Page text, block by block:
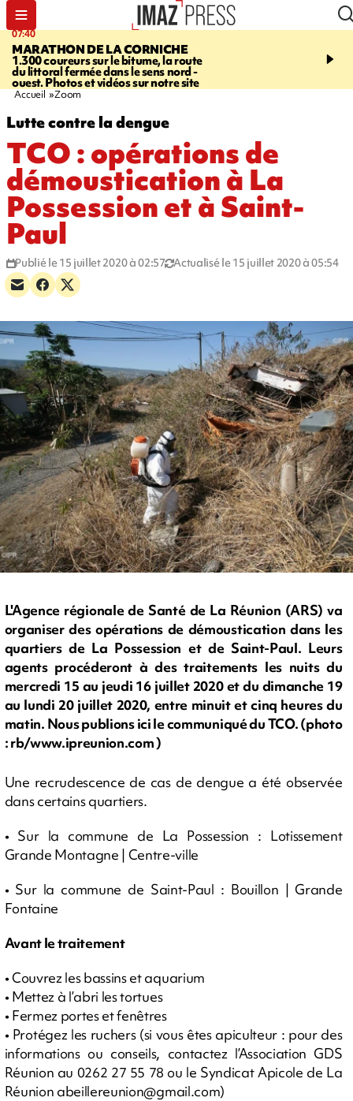
07:40
MARATHON DE LA CORNICHE
1.300 coureurs sur le bitume, la route
du littoral fermée dans le sens nord -
ouest. Photos et vidéos sur notre site
10:33
l’enfance - une
Accueil Zoom
Lutte contre la dengue
TCO : opérations de
démoustication à La
Possession et à Saint-
Paul
Publié le 15 juillet 2020 à 02:57 Actualisé le 15 juillet 2020 à 05:54
L'Agence régionale de Santé de La Réunion (ARS) va
organiser des opérations de démoustication dans les
quartiers de La Possession et de Saint-Paul. Leurs
agents procéderont à des traitements les nuits du
mercredi 15 au jeudi 16 juillet 2020 et du dimanche 19
au lundi 20 juillet 2020, entre minuit et cinq heures du
matin. Nous publions ici le communiqué du TCO. (photo
: rb/www.ipreunion.com )
Une recrudescence de cas de dengue a été observée
dans certains quartiers.
• Sur la commune de La Possession : Lotissement
Grande Montagne | Centre-ville
• Sur la commune de Saint-Paul : Bouillon | Grande
Fontaine
Avant le traitement
• Couvrez les bassins et aquarium
• Mettez à l’abri les tortues
• Fermez portes et fenêtres
• Protégez les ruchers (si vous êtes apiculteur : pour des
informations ou conseils, contactez l’Association GDS
Réunion au 0262 27 55 78 ou le Syndicat Apicole de La
Réunion abeillereunion@gmail.com)